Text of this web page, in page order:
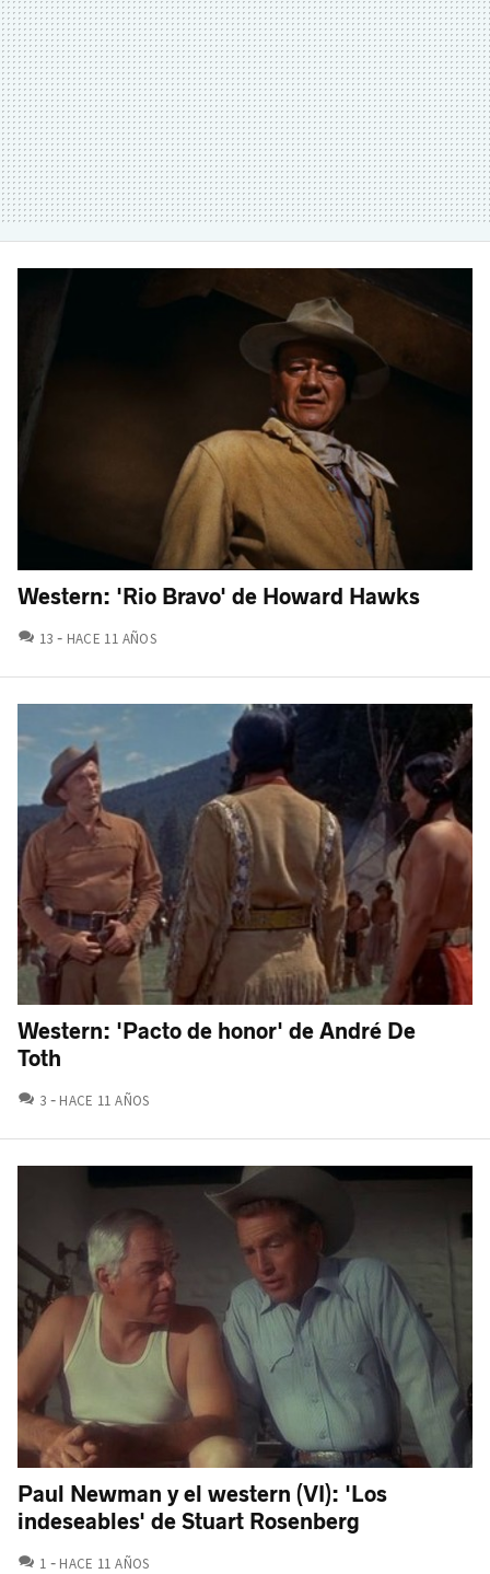
Western: 'Rio Bravo' de Howard Hawks
13 COMENTARIOS
HACE 11 AÑOS
Western: 'Pacto de honor' de André De
Toth
3 COMENTARIOS
HACE 11 AÑOS
Paul Newman y el western (VI): 'Los
indeseables' de Stuart Rosenberg
1 COMENTARIOS
HACE 11 AÑOS